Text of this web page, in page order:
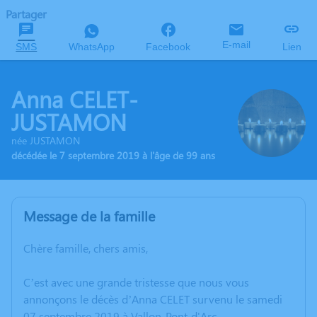
Partager
SMS WhatsApp Facebook E-mail Lien
Anna CELET-
JUSTAMON
née JUSTAMON
décédée le 7 septembre 2019 à l'âge de 99 ans
Message de la famille
Chère famille, chers amis,
C’est avec une grande tristesse que nous vous
annonçons le décès d’Anna CELET survenu le samedi